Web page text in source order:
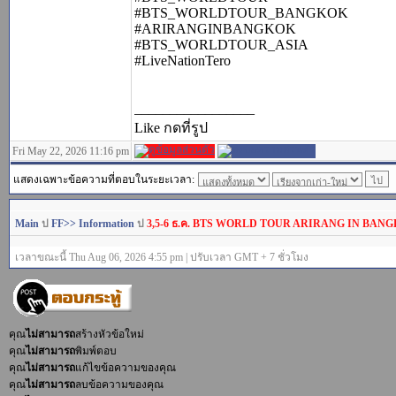
#BTS_WORLDTOUR_BANGKOK
#ARIRANGINBANGKOK
#BTS_WORLDTOUR_ASIA
#LiveNationTero
Like กดที่รูป
Fri May 22, 2026 11:16 pm
แสดงเฉพาะข้อความที่ตอบในระยะเวลา:
Main ป FF>> Information ป 3,5-6 ธ.ค. BTS WORLD TOUR ARIRANG IN
เวลาขณะนี้ Thu Aug 06, 2026 4:55 pm | ปรับเวลา GMT + 7 ชั่วโมง
คุณไม่สามารถสร้างหัวข้อใหม่
คุณไม่สามารถพิมพ์ตอบ
คุณไม่สามารถแก้ไขข้อความของคุณ
คุณไม่สามารถลบข้อความของคุณ